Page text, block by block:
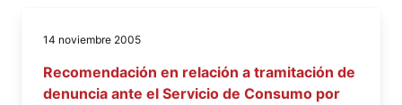
14 noviembre 2005
Recomendación en relación a tramitación de
denuncia ante el Servicio de Consumo por